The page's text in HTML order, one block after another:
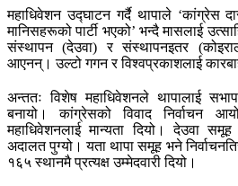
महाधिवेशन उद्घाटन गर्दै थापाले ‘कांग्रेस
मानिसहरूको पार्टी भएको’ भन्दै मासलाई
संस्थापन (देउवा) र संस्थापनइतर
आएनन्। उल्टो गगन र विश्वप्रकाशलाई
अन्ततः विशेष महाधिवेशनले थापालाई
बनायो। कांग्रेसको विवाद निर्वाचन
महाधिवेशनलाई मान्यता दियो। देउवा समूह
अदालत पुग्यो। यता थापा समूह भने
१६५ स्थानमै प्रत्यक्ष उम्मेदवारी दियो।